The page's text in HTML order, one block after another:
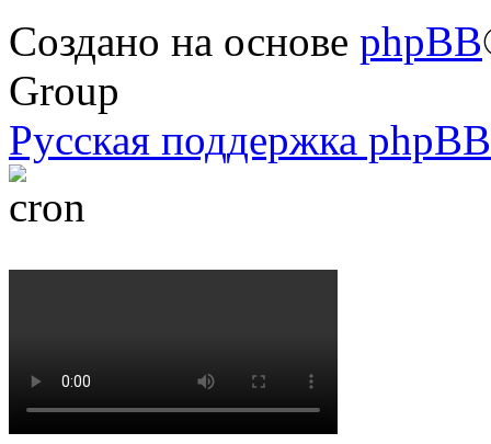
Создано на основе phpBB
Group
Русская поддержка phpBB